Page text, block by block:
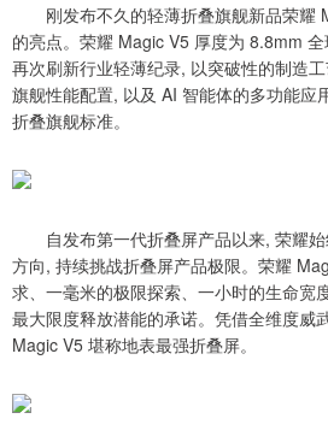
刚发布不久的轻薄折叠旗舰新品荣耀
的亮点。荣耀 Magic V5 厚度为 8.8mm
再次刷新行业轻薄纪录, 以突破性的制造
旗舰性能配置, 以及 AI 智能体的多功能应
折叠旗舰标准。
自发布第一代折叠屏产品以来, 荣耀始
方向, 持续挑战折叠屏产品极限。荣耀
求、一毫米的极限探索、一小时的生命宽
最大限度释放潜能的承诺。凭借全维度威
Magic V5 堪称地表最强折叠屏。